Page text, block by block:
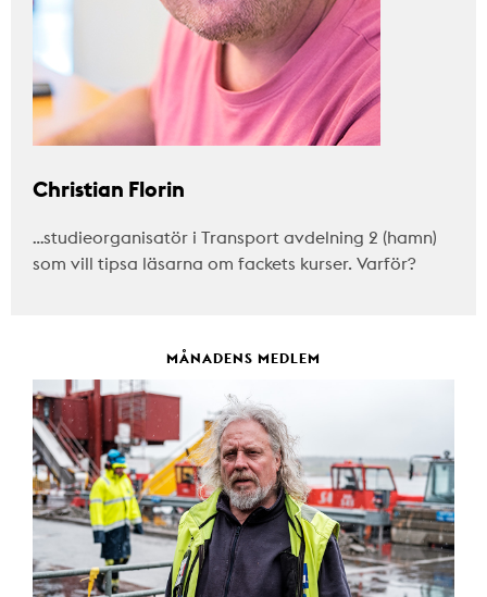
Christian Florin
…studieorganisatör i Transport avdelning 2 (hamn)
som vill tipsa läsarna om fackets kurser. Varför?
MÅNADENS MEDLEM